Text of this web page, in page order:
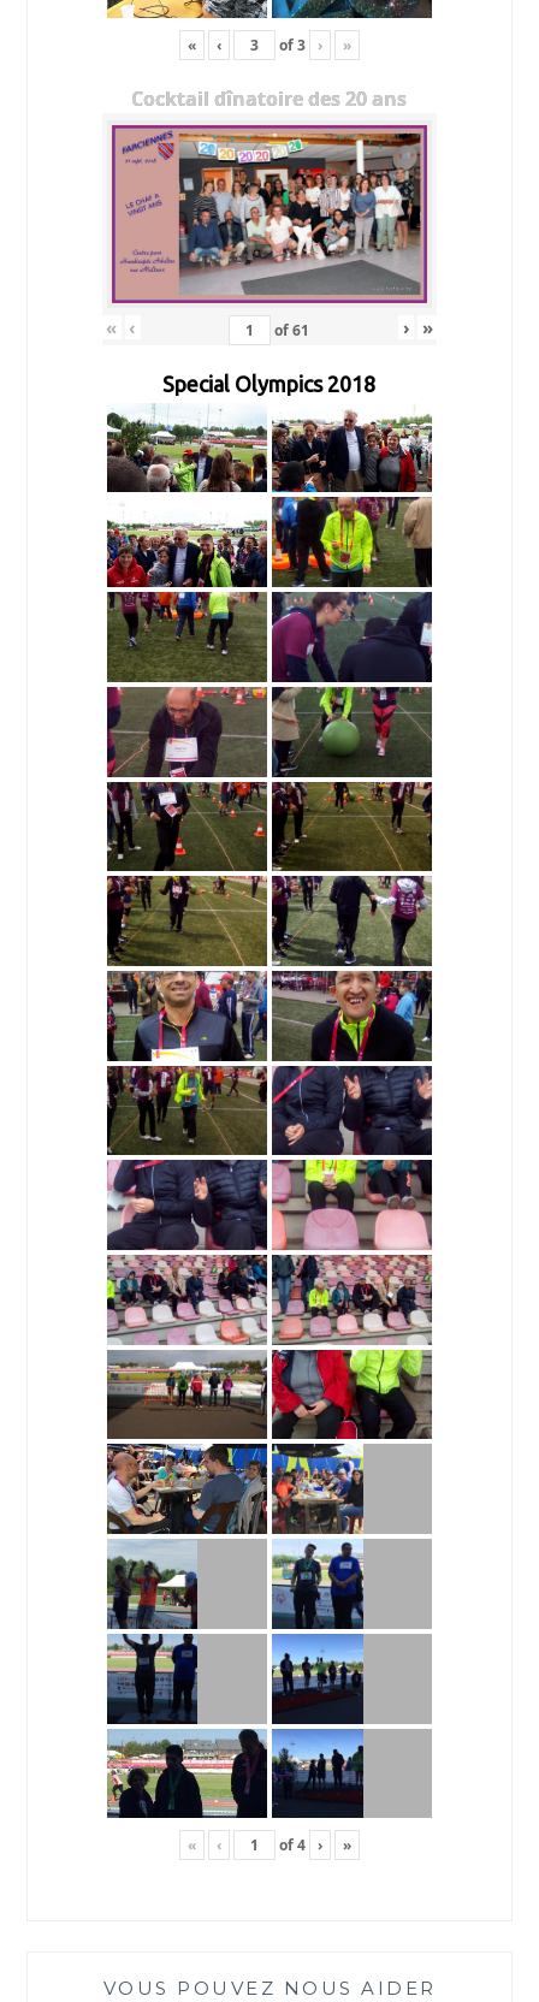
« ‹ of3 › »
Cocktail dînatoire des 20 ans
« ‹ of61 › »
Special Olympics 2018
« ‹ of4 › »
VOUS POUVEZ NOUS AIDER